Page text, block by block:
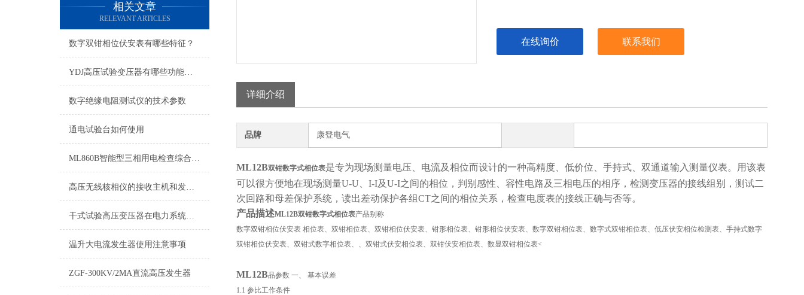
相关文章
RELEVANT ARTICLES
数字双钳相位伏安表有哪些特征？
YDJ高压试验变压器有哪些功能及用途
数字绝缘电阻测试仪的技术参数
通电试验台如何使用
ML860B智能型三相用电检查综合测试仪 技术协议
高压无线核相仪的接收主机和发射器如何检测？
干式试验高压变压器在电力系统中的应用
温升大电流发生器使用注意事项
ZGF-300KV/2MA直流高压发生器
在线询价 联系我们
详细介绍
品牌 康登电气
ML12B双钳数字式相位表是专为现场测量电压、电流及相位而设计的一种高精度、低价位、手持式、双通道输入测量仪表。用该表
可以很方便地在现场测量U-U、I-I及U-I之间的相位，判别感性、容性电路及三相电压的相序，检测变压器的接线组别，测试二
次回路和母差保护系统，读出差动保护各组CT之间的相位关系，检查电度表的接线正确与否等。
产品描述ML12B双钳数字式相位表产品别称
数字双钳相位伏安表 相位表、双钳相位表、双钳相位伏安表、钳形相位表、钳形相位伏安表、数字双钳相位表、数字式双钳相位表、低压伏安相位检测表、手持式数字
双钳相位伏安表、双钳式数字相位表、、双钳式伏安相位表、双钳伏安相位表、数显双钳相位表<
ML12B品参数 一、 基本误差
1.1 参比工作条件